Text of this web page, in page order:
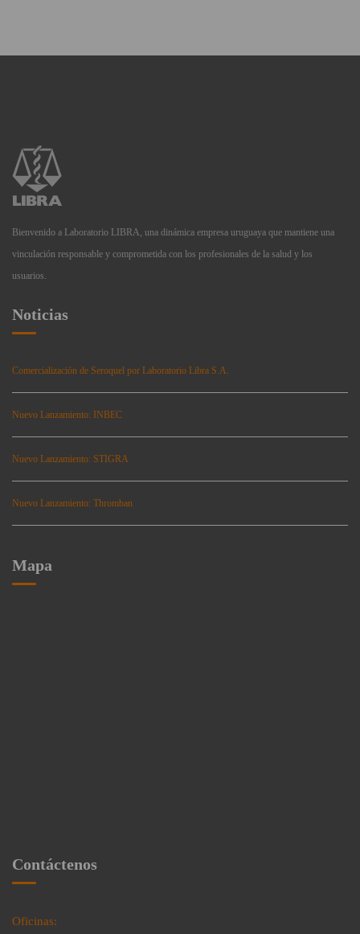
Bienvenido a Laboratorio LIBRA, una dinámica empresa uruguaya que mantiene una
vinculación responsable y comprometida con los profesionales de la salud y los
usuarios.
Noticias
Comercialización de Seroquel por Laboratorio Libra S.A.
Nuevo Lanzamiento: INBEC
Nuevo Lanzamiento: STIGRA
Nuevo Lanzamiento: Thromban
Mapa
Contáctenos
Oficinas: